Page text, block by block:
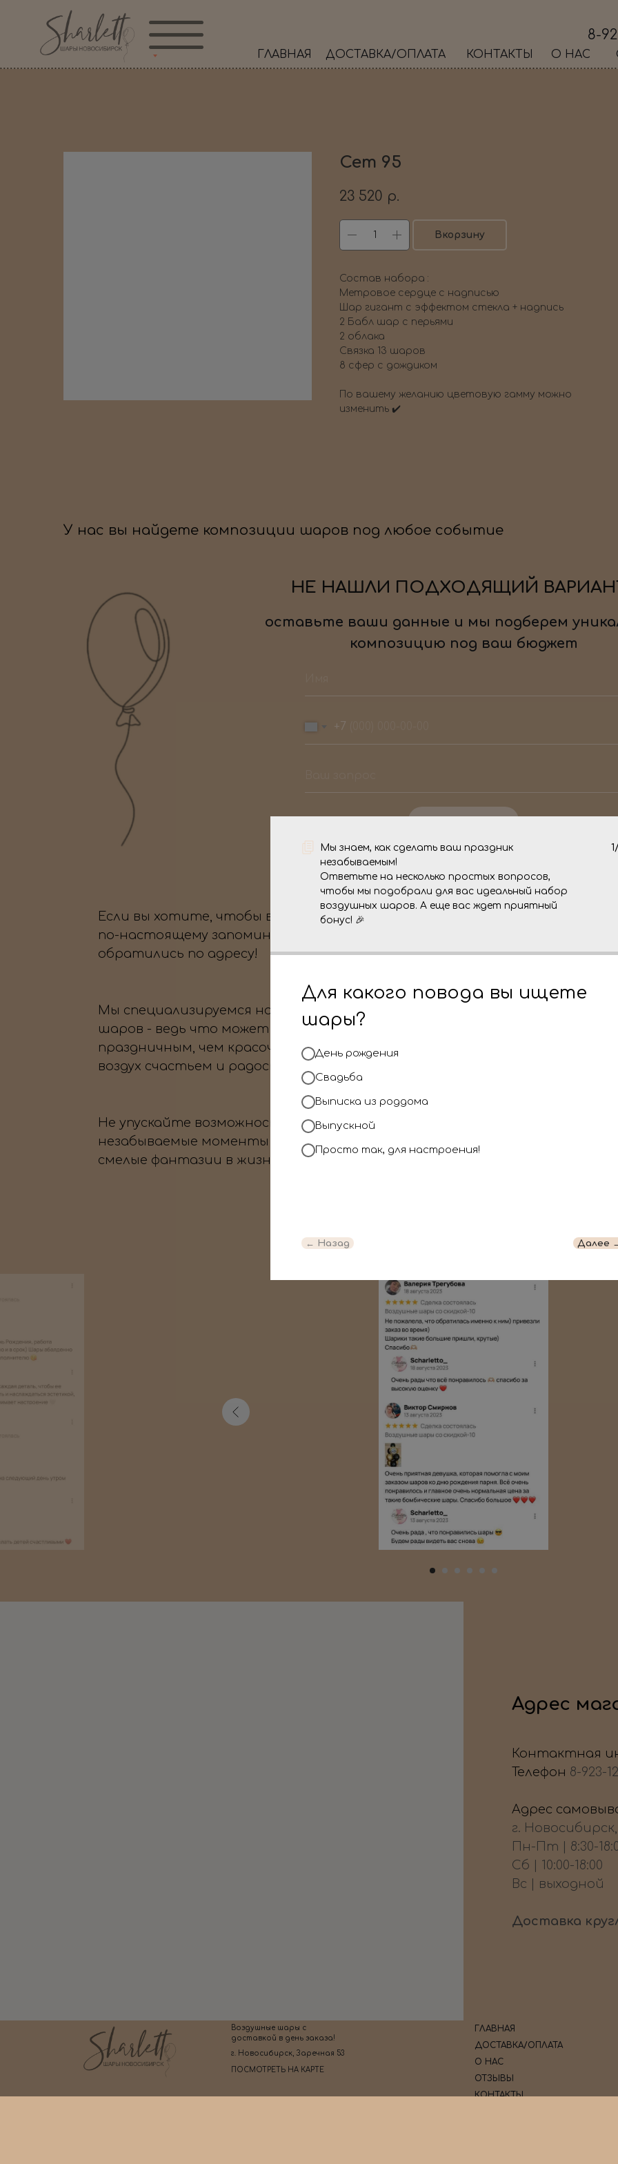
8-
ДОСТАВКА/ОПЛАТА
ГЛАВНАЯ КОНТАКТЫ О НАС
Мы знаем, как сделать ваш праздник
незабываемым!
Ответьте на несколько простых вопросов,
чтобы мы подобрали для вас идеальный набор
воздушных шаров. А еще вас ждет приятный
бонус! 🎉
Для какого повода вы ищете
шары?
День рождения
Свадьба
Выписка из роддома
Выпускной
Просто так, для настроения!
← Назад Далее
Сет 95
23 520 р.
Вкорзину
Состав набора :
Метровое сердце с надписью
Шар гигант с эффектом стекла + надпись
2 Бабл шар с перьями
2 облака
Связка 13 шаров
8 сфер с дождиком
По вашему желанию цветовую гамму можно
изменить ✔️
У нас вы найдете композиции шаров под любое событие
+7
НЕ НАШЛИ ПОДХОДЯЩИЙ
оставьте ваши данные и мы подберем
композицию под ваш бюджет
О нас
Если вы хотите, чтобы ваше торжество стало
по-настоящему запоминающимся, то вы
обратились по адресу!
Мы специализируемся на оформлении и доставке
шаров - ведь что может быть более веселым и
праздничным, чем красочные шары, наполняющие
воздух счастьем и радостью?
Не упускайте возможность создать
незабываемые моменты и воплотить свои самые
смелые фантазии в жизнь.
Адрес
Контактная
Телефон 8-923-
Адрес
г.
Пн-Пт | 8:30-
Сб | 10:00-18:00
Вс | выходной
Доставка
ОТЗЫВЫ
ГЛАВНАЯ
ДОСТАВКА/ОПЛАТА
О НАС
КОНТАКТЫ
Воздушные шары с
доставкой в день заказа!
г. Новосибирск, Заречная 53
ПОСМОТРЕТЬ НА КАРТЕ